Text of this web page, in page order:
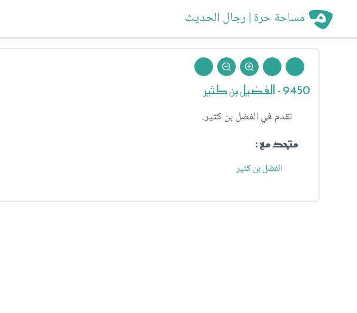
مساحة حرة | رجال الحديث
9450 - الفضيل بن كثير
تقدم في الفضل بن كثير.
متحد مع :
الفضل بن كثير